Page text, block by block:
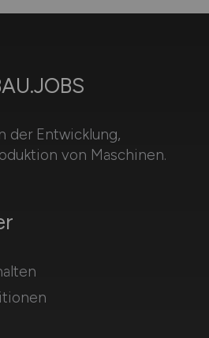
der Entwicklung,
von Maschinen.